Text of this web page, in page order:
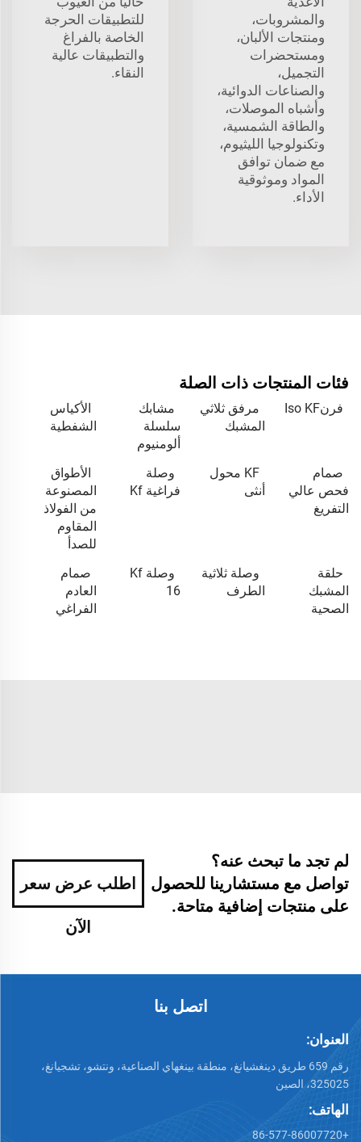
والمشروبات،
ومنتجات الألبان،
ومستحضرات
التجميل،
والصناعات الدوائية،
وأشباه الموصلات،
والطاقة الشمسية،
وتكنولوجيا الليثيوم،
مع ضمان توافق
المواد وموثوقية
الأداء.
للتطبيقات الحرجة
الخاصة بالفراغ
والتطبيقات عالية
النقاء.
فئات المنتجات ذات الصلة
فرنIso KF
مرفق ثلاثي
المشبك
مشابك
سلسلة
ألومنيوم
الأكياس
الشفطية
صمام
فحص عالي
التفريغ
KF محول
أنثى
وصلة
فراغية Kf
الأطواق
المصنوعة
من الفولاذ
المقاوم
للصدأ
حلقة
المشبك
الصحية
وصلة ثلاثية
الطرف
وصلة Kf
16
صمام
العادم
الفراغي
لم تجد ما تبحث عنه؟
تواصل مع مستشارينا للحصول
على منتجات إضافية متاحة.
اطلب عرض سعر
الآن
اتصل بنا
العنوان:
رقم 659 طريق دينغشيانغ، منطقة بينغهاي الصناعية، ونتشو، تشجيانغ،
325025، الصين
الهاتف:
+86-577-86007720